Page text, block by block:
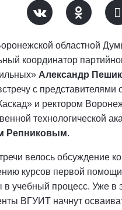
областной
координатор
Александр
с представителями
и ректором
технологической
Репниковым.
велось обсуждение
курсов первой помощи
учебный процесс. Уже в
ВГУИТ начнут